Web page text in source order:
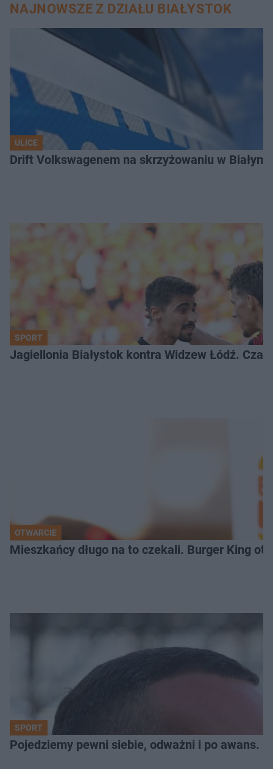
NAJNOWSZE Z DZIAŁU BIAŁYSTOK
ULICE
Drift Volkswagenem na skrzyżowaniu w
SPORT
Jagiellonia Białystok kontra Widzew Łódź.
OTWARCIE
Mieszkańcy długo na to czekali. Burger King
SPORT
Pojedziemy pewni siebie, odważni i po awans.